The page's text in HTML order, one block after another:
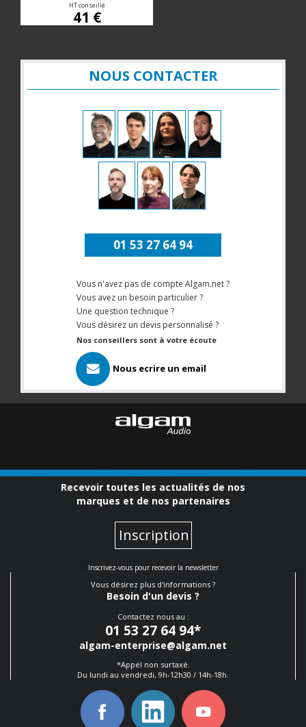
HT conseillé
41 €
NOUS CONTACTER
01 53 27 64 94
Vous n'avez pas de compte Algam.net ?
Vous avez un besoin particulier ?
Une question technique ?
Vous désirez un devis personnalisé ?
Nos conseillers sont à votre écoute
Nous ecrire un email
Recevoir toutes les actualités de nos
marques et de nos partenaires
Inscription
Inscrivez-vous pour recevoir la newsletter
Vous désirez plus d'informations ?
Besoin d'un devis ?
Contactez nous au :
01 53 27 64 94*
algam-enterprise@algam.net
*Appel non surtaxé.
Du lundi au vendredi, 9h-12h30 / 14h-18h.